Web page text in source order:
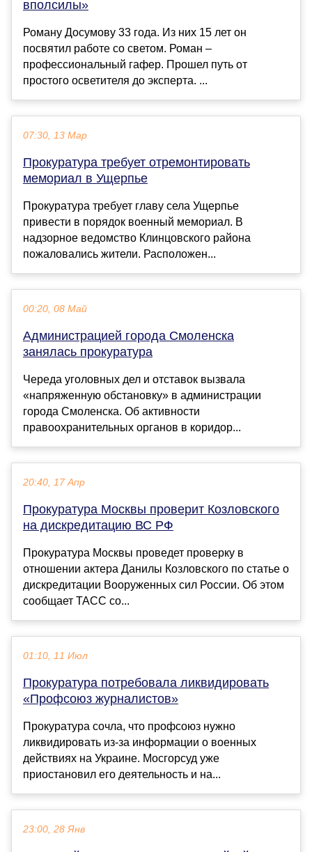
вполсилы»
Роману Досумову 33 года. Из них 15 лет он
посвятил работе со светом. Роман –
профессиональный гафер. Прошел путь от
простого осветителя до эксперта. ...
07:30, 13 Мар
Прокуратура требует отремонтировать
мемориал в Ущерпье
Прокуратура требует главу села Ущерпье
привести в порядок военный мемориал. В
надзорное ведомство Клинцовского района
пожаловались жители. Расположен...
00:20, 08 Май
Администрацией города Смоленска
занялась прокуратура
Череда уголовных дел и отставок вызвала
«напряженную обстановку» в администрации
города Смоленска. Об активности
правоохранительных органов в коридор...
20:40, 17 Апр
Прокуратура Москвы проверит Козловского
на дискредитацию ВС РФ
Прокуратура Москвы проведет проверку в
отношении актера Данилы Козловского по статье о
дискредитации Вооруженных сил России. Об этом
сообщает ТАСС со...
01:10, 11 Июл
Прокуратура потребовала ликвидировать
«Профсоюз журналистов»
Прокуратура сочла, что профсоюз нужно
ликвидировать из-за информации о военных
действиях на Украине. Мосгорсуд уже
приостановил его деятельность и на...
23:00, 28 Янв